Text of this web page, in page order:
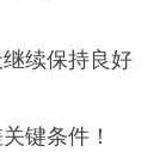
续保持良好
键条件！